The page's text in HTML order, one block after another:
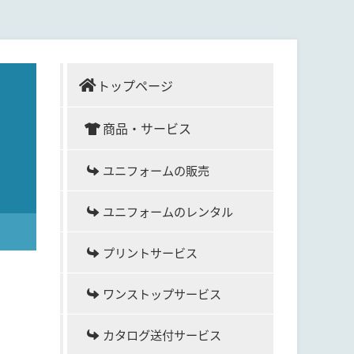
トップページ
商品・サービス
ユニフォームの販売
ユニフォームのレンタル
プリントサービス
ワンストップサービス
カタログ送付サービス